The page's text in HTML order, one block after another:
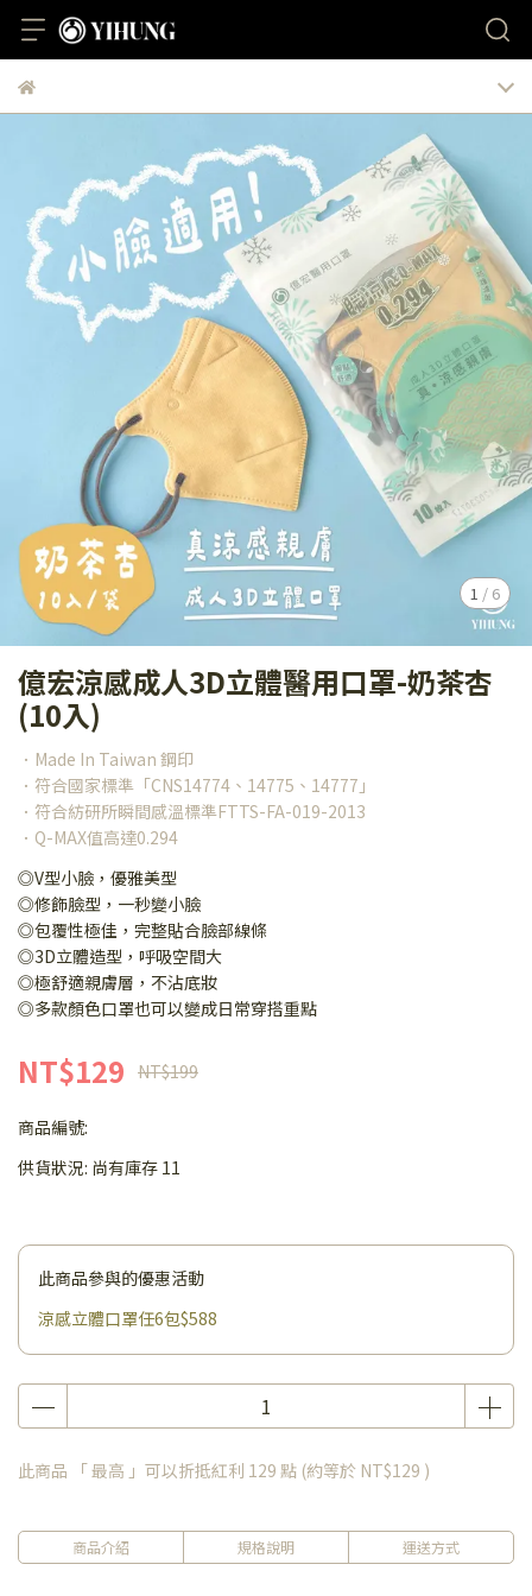
1 / 6
億宏涼感成人3D立體醫用口罩-奶茶杏
(10入)
．Made In Taiwan 鋼印
．符合國家標準「CNS14774、14775、14777」
．符合紡研所瞬間感溫標準FTTS-FA-019-2013
．Q-MAX值高達0.294
◎V型小臉，優雅美型
◎修飾臉型，一秒變小臉
◎包覆性極佳，完整貼合臉部線條
◎3D立體造型，呼吸空間大
◎極舒適親膚層，不沾底妝
◎多款顏色口罩也可以變成日常穿搭重點
NT$129 NT$199
商品編號:
供貨狀況: 尚有庫存 11
此商品參與的優惠活動
涼感立體口罩任6包$588
此商品 「 最高 」可以折抵紅利 129 點 (約等於 NT$129 )
商品介紹 規格說明 運送方式